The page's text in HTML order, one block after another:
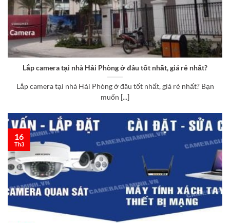
Lắp camera tại nhà Hải Phòng ở đâu tốt nhất, giá rẻ nhất?
Lắp camera tại nhà Hải Phòng ở đâu tốt nhất, giá rẻ nhất? Bạn
muốn [...]
16
Th3